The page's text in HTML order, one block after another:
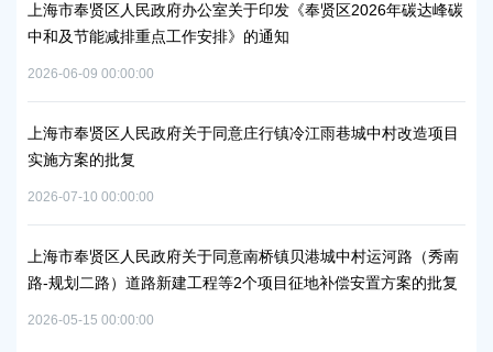
上海市奉贤区人民政府办公室关于印发《奉贤区2026年碳达峰碳
中和及节能减排重点工作安排》的通知
2026-06-09 00:00:00
上海市奉贤区人民政府关于同意庄行镇冷江雨巷城中村改造项目
实施方案的批复
2026-07-10 00:00:00
上海市奉贤区人民政府关于同意南桥镇贝港城中村运河路（秀南
路-规划二路）道路新建工程等2个项目征地补偿安置方案的批复
2026-05-15 00:00:00